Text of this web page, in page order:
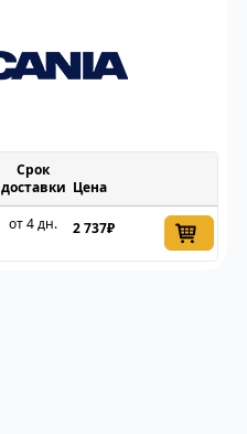
Срок
доставки Цена
от 4 дн. 2 737₽